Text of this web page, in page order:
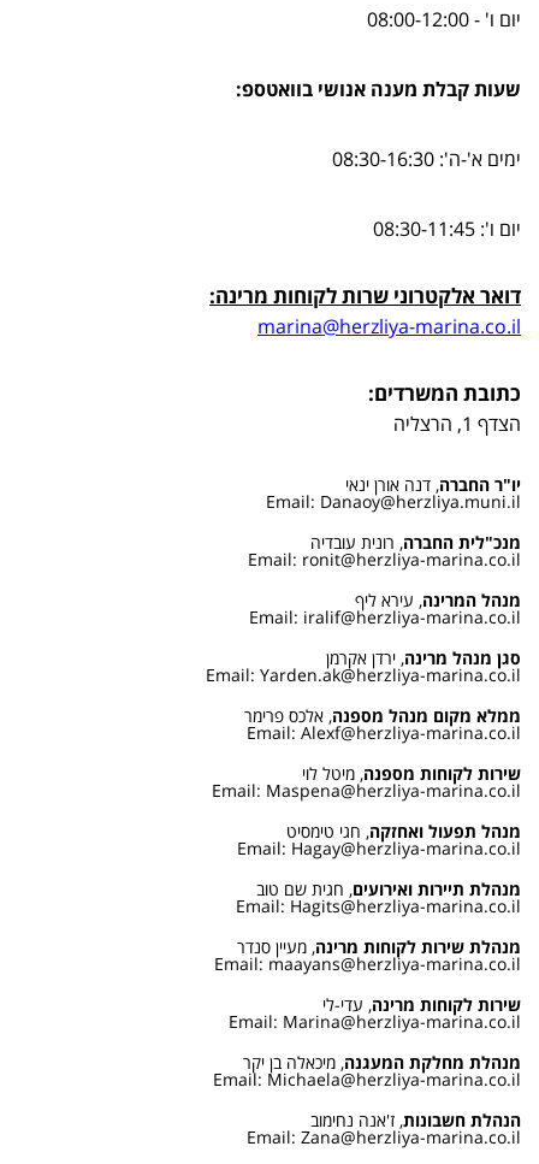
יום ו' - 08:00-12:00
שעות קבלת מענה אנושי בוואטספ:
ימים א'-ה': 08:30-16:30
יום ו': 08:30-11:45
דואר אלקטרוני שרות לקוחות מרינה:
marina@herzliya-marina.co.il
כתובת המשרדים:
הצדף 1, הרצליה
יו"ר החברה, דנה אורן ינאי
Email: Danaoy@herzliya.muni.il
מנכ"לית החברה, רונית עובדיה
Email: ronit@herzliya-marina.co.il
מנהל המרינה, עירא ליף
Email: iralif@herzliya-marina.co.il
סגן מנהל מרינה, ירדן אקרמן
Email: Yarden.ak@herzliya-marina.co.il
ממלא מקום מנהל מספנה, אלכס פרימר
Email: Alexf@herzliya-marina.co.il
שירות לקוחות מספנה, מיטל לוי
Email: Maspena@herzliya-marina.co.il
מנהל תפעול ואחזקה, חגי טימסיט
Email: Hagay@herzliya-marina.co.il
מנהלת תיירות ואירועים, חגית שם טוב
Email: Hagits@herzliya-marina.co.il
מנהלת שירות לקוחות מרינה, מעיין סנדר
Email: maayans@herzliya-marina.co.il
שירות לקוחות מרינה, עדי-לי
Email: Marina@herzliya-marina.co.il
מנהלת מחלקת המעגנה, מיכאלה בן יקר
Email: Michaela@herzliya-marina.co.il
הנהלת חשבונות, ז'אנה נחימוב
Email: Zana@herzliya-marina.co.il